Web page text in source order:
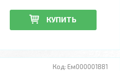
КУПИТЬ
Ем000001881